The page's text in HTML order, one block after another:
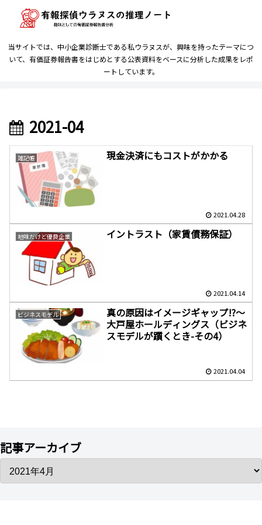
当サイトでは、中小企業診断士である私ウラヌスが、興味を持ったテーマにつ
いて、有価証券報告書をはじめとする公表資料をベースに分析した成果をレポ
ートしています。
2021-04
雑記帳 現金決済にもコストがかかる
2021.04.28
地味だけど優良企業 イントラスト（家賃債務保証）
2021.04.14
ビジネスモデル
真の原因はイメージギャップ!?～
大戸屋ホールディングス（ビジネ
スモデルが躓くとき-その4）
2021.04.04
記事アーカイブ